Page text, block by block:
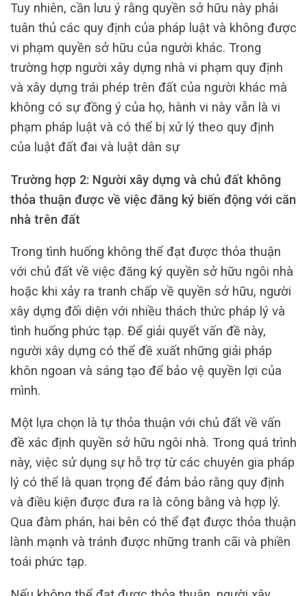
Tuy nhiên, cần lưu ý rằng quyền sở hữu này phải
tuân thủ các quy định của pháp luật và không được
vi phạm quyền sở hữu của người khác. Trong
trường hợp người xây dựng nhà vi phạm quy định
và xây dựng trái phép trên đất của người khác mà
không có sự đồng ý của họ, hành vi này vẫn là vi
phạm pháp luật và có thể bị xử lý theo quy định
của luật đất đai và luật dân sự
Trường hợp 2: Người xây dựng và chủ đất không
thỏa thuận được về việc đăng ký biến động với căn
nhà trên đất
Trong tình huống không thể đạt được thỏa thuận
với chủ đất về việc đăng ký quyền sở hữu ngôi nhà
hoặc khi xảy ra tranh chấp về quyền sở hữu, người
xây dựng đối diện với nhiều thách thức pháp lý và
tình huống phức tạp. Để giải quyết vấn đề này,
người xây dựng có thể đề xuất những giải pháp
khôn ngoan và sáng tạo để bảo vệ quyền lợi của
mình.
Một lựa chọn là tự thỏa thuận với chủ đất về vấn
đề xác định quyền sở hữu ngôi nhà. Trong quá trình
này, việc sử dụng sự hỗ trợ từ các chuyên gia pháp
lý có thể là quan trọng để đảm bảo rằng quy định
và điều kiện được đưa ra là công bằng và hợp lý.
Qua đàm phán, hai bên có thể đạt được thỏa thuận
lành mạnh và tránh được những tranh cãi và phiền
toái phức tạp.